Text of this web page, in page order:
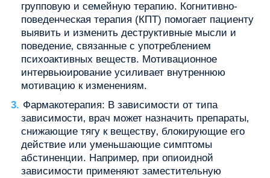
групповую и семейную терапию. Когнитивно-
поведенческая терапия (КПТ) помогает пациенту
выявить и изменить деструктивные мысли и
поведение‚ связанные с употреблением
психоактивных веществ. Мотивационное
интервьюирование усиливает внутреннюю
мотивацию к изменениям.
Фармакотерапия: В зависимости от типа
зависимости‚ врач может назначить препараты‚
снижающие тягу к веществу‚ блокирующие его
действие или уменьшающие симптомы
абстиненции. Например‚ при опиоидной
зависимости применяют заместительную